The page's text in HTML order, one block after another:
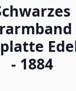
- 1884